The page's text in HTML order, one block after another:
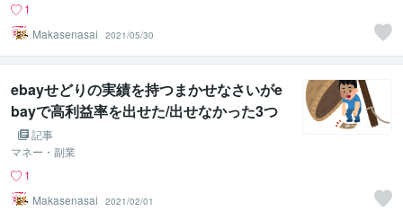
1
Makasenasai
2021/05/30
ebayせどりの実績を持つまかせなさいがe
bayで高利益率を出せた/出せなかった3つ
の商品を紹介します
記事
マネー・副業
1
Makasenasai
2021/02/01